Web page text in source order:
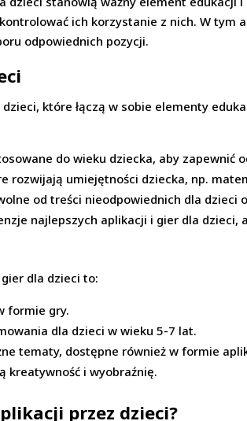
ich korzystanie z nich. W tym
odpowiednich pozycji.
które łączą w sobie elementy
do wieku dziecka, aby
rozwijają umiejętności dziecka, np.
od treści nieodpowiednich dla dzieci
najlepszych aplikacji i gier dla dzieci,
dla dzieci to:
formie gry.
dla dzieci w wieku 5-7 lat.
tematy, dostępne również w formie
kreatywność i wyobraźnię.
przez dzieci?